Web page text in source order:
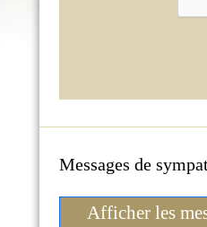
Messages de
Afficher les